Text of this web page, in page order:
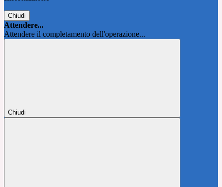
Chiudi
Attendere...
Attendere il completamento dell'operazione...
Chiudi